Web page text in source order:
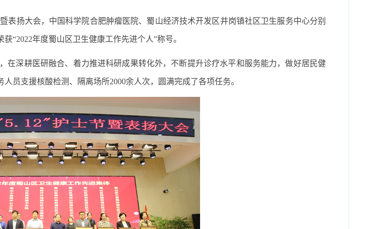
表扬大会，中国科学院合肥肿瘤医院、蜀山经济技术开发区井岗镇社区卫生服务中心分别
获“2022年度蜀山区卫生健康工作先进个人”称号。
在深耕医研融合、着力推进科研成果转化外，不断提升诊疗水平和服务能力，做好居民健
员支援核酸检测、隔离场所2000余人次，圆满完成了各项任务。